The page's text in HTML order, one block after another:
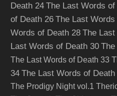
Death 24 The Last Words
of Death 26 The Last
Words of Death 28 The
Last Words of Death 30
The Last Words of Death 33
34 The Last Words of Death
The Prodigy Night vol.1